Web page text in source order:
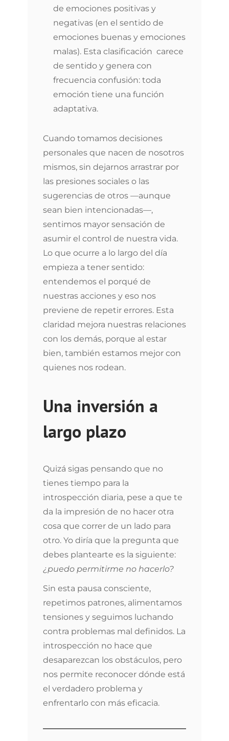
de emociones positivas y
negativas (en el sentido de
emociones buenas y emociones
malas). Esta clasificación carece
de sentido y genera con
frecuencia confusión: toda
emoción tiene una función
adaptativa.
Cuando tomamos decisiones
personales que nacen de nosotros
mismos, sin dejarnos arrastrar por
las presiones sociales o las
sugerencias de otros —aunque
sean bien intencionadas—,
sentimos mayor sensación de
asumir el control de nuestra vida.
Lo que ocurre a lo largo del día
empieza a tener sentido:
entendemos el porqué de
nuestras acciones y eso nos
previene de repetir errores. Esta
claridad mejora nuestras relaciones
con los demás, porque al estar
bien, también estamos mejor con
quienes nos rodean.
Una inversión a
largo plazo
Quizá sigas pensando que no
tienes tiempo para la
introspección diaria, pese a que te
da la impresión de no hacer otra
cosa que correr de un lado para
otro. Yo diría que la pregunta que
debes plantearte es la siguiente:
¿puedo permitirme no hacerlo?
Sin esta pausa consciente,
repetimos patrones, alimentamos
tensiones y seguimos luchando
contra problemas mal definidos. La
introspección no hace que
desaparezcan los obstáculos, pero
nos permite reconocer dónde está
el verdadero problema y
enfrentarlo con más eficacia.